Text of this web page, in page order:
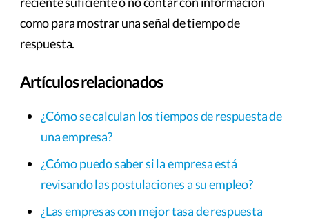
como para mostrar una señal de tiempo de
respuesta.
Artículos relacionados
¿Cómo se calculan los tiempos de respuesta de
una empresa?
¿Cómo puedo saber si la empresa está
revisando las postulaciones a su empleo?
¿Las empresas con mejor tasa de respuesta